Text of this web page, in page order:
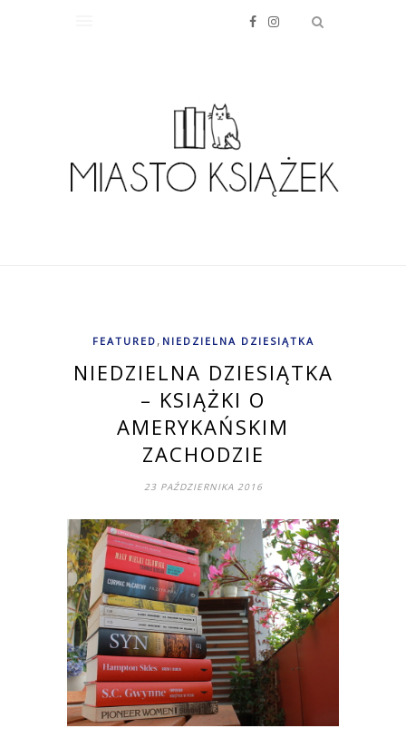
FEATURED , NIEDZIELNA DZIESIĄTKA
NIEDZIELNA DZIESIĄTKA
– KSIĄŻKI O
AMERYKAŃSKIM
ZACHODZIE
23 PAŹDZIERNIKA 2016